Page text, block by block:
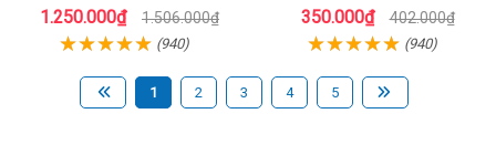
1.250.000₫ 1.506.000₫
(940)
Giới
350.000₫ 402.000₫
(940)
1 2 3 4 5